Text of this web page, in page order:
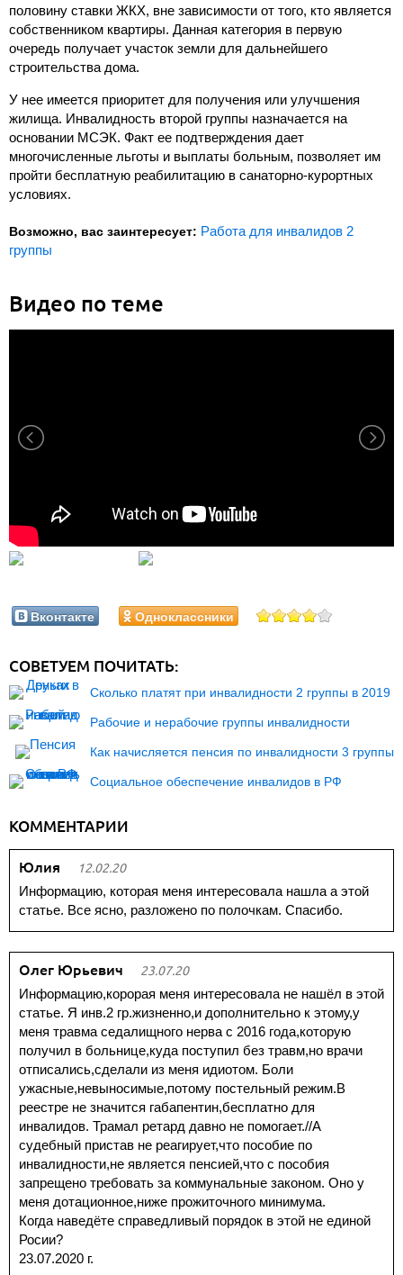
половину ставки ЖКХ, вне зависимости от того, кто является
собственником квартиры. Данная категория в первую
очередь получает участок земли для дальнейшего
строительства дома.
У нее имеется приоритет для получения или улучшения
жилища. Инвалидность второй группы назначается на
основании МСЭК. Факт ее подтверждения дает
многочисленные льготы и выплаты больным, позволяет им
пройти бесплатную реабилитацию в санаторно-курортных
условиях.
Возможно, вас заинтересует: Работа для инвалидов 2
группы
Видео по теме
Вконтакте Одноклассники
СОВЕТУЕМ ПОЧИТАТЬ:
Сколько платят при инвалидности 2 группы в 2019
Рабочие и нерабочие группы инвалидности
Как начисляется пенсия по инвалидности 3 группы
Социальное обеспечение инвалидов в РФ
КОММЕНТАРИИ
Юлия 12.02.20
Информацию, которая меня интересовала нашла а этой
статье. Все ясно, разложено по полочкам. Спасибо.
Олег Юрьевич 23.07.20
Информацию,корорая меня интересовала не нашёл в этой
статье. Я инв.2 гр.жизненно,и дополнительно к этому,у
меня травма седалищного нерва с 2016 года,которую
получил в больнице,куда поступил без травм,но врачи
отписались,сделали из меня идиотом. Боли
ужасные,невыносимые,потому постельный режим.В
реестре не значится габапентин,бесплатно для
инвалидов. Трамал ретард давно не помогает.//А
судебный пристав не реагирует,что пособие по
инвалидности,не является пенсией,что с пособия
запрещено требовать за коммунальные законом. Оно у
меня дотационное,ниже прожиточного минимума.
Когда наведёте справедливый порядок в этой не единой
Росии?
23.07.2020 г.